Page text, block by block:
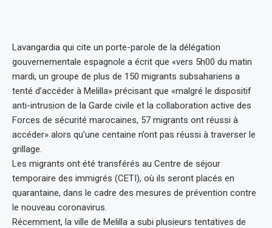
Lavangardia qui cite un porte-parole de la délégation
gouvernementale espagnole a écrit que «vers 5h00 du matin
mardi, un groupe de plus de 150 migrants subsahariens a
tenté d’accéder à Melilla» précisant que «malgré le dispositif
anti-intrusion de la Garde civile et la collaboration active des
Forces de sécurité marocaines, 57 migrants ont réussi à
accéder» alors qu’une centaine n’ont pas réussi à traverser le
grillage.
Les migrants ont été transférés au Centre de séjour
temporaire des immigrés (CETI), où ils seront placés en
quarantaine, dans le cadre des mesures de prévention contre
le nouveau coronavirus.
Récemment, la ville de Melilla a subi plusieurs tentatives de